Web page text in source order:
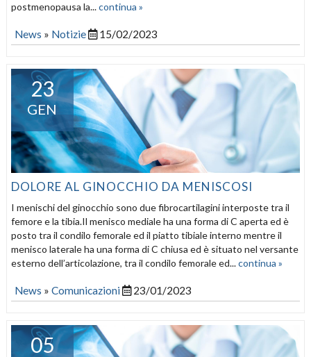
postmenopausa la...continua »
News » Notizie 15/02/2023
23
GEN
DOLORE AL GINOCCHIO DA MENISCOSI
I menischi del ginocchio sono due fibrocartilagini interposte tra il
femore e la tibia.Il menisco mediale ha una forma di C aperta ed è
posto tra il condilo femorale ed il piatto tibiale interno mentre il
menisco laterale ha una forma di C chiusa ed è situato nel versante
esterno dell’articolazione, tra il condilo femorale ed...continua »
News » Comunicazioni 23/01/2023
05